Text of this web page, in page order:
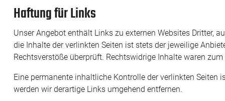
Haftung für Links
Unser Angebot enthält Links zu externen Websites Dritter,
die Inhalte der verlinkten Seiten ist stets der jeweilige
Rechtsverstöße überprüft. Rechtswidrige Inhalte waren
Eine permanente inhaltliche Kontrolle der verlinkten
werden wir derartige Links umgehend entfernen.